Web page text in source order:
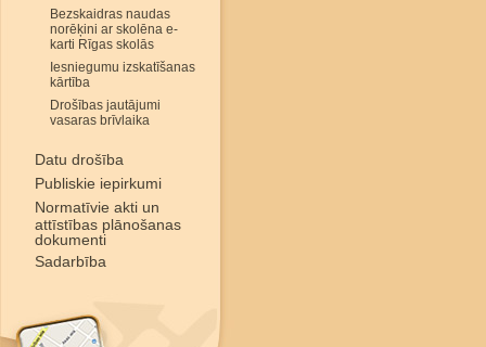
Bezskaidras naudas
norēķini ar skolēna e-
karti Rīgas skolās
Iesniegumu izskatīšanas
kārtība
Drošības jautājumi
vasaras brīvlaika
Datu drošība
Publiskie iepirkumi
Normatīvie akti un
attīstības plānošanas
dokumenti
Sadarbība